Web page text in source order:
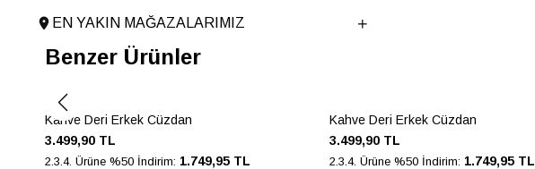
Menşei
TURKIYE
Ürün Grubu CUZDAN
EN YAKIN MAĞAZALARIMIZ
Benzer Ürünler
Kahve Deri Erkek Cüzdan
3.499,90 TL
2.3.4. Ürüne %50 İndirim: 1.749,95 TL
Kahve Deri Erkek Cüzdan
3.499,90 TL
2.3.4. Ürüne %50 İndirim: 1.749,95 TL